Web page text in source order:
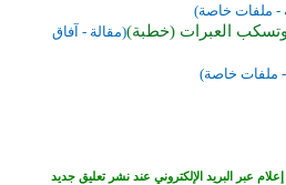
- ملفات خاصة)
وتسكب العبرات (خطبة)(مقالة - آفاق
- ملفات خاصة)
إعلام عبر البريد الإلكتروني عند نشر تعليق جديد